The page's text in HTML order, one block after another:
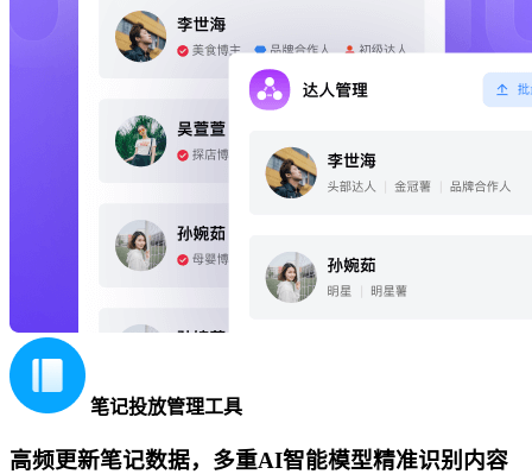
笔记投放管理工具
高频更新笔记数据，多重AI智能模型精准识别内容